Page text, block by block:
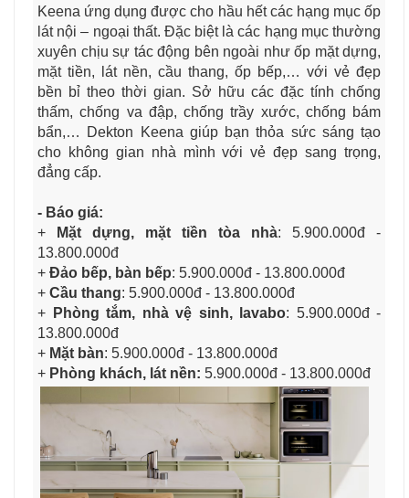
Keena ứng dụng được cho hầu hết các hạng mục ốp
lát nội – ngoại thất. Đặc biệt là các hạng mục thường
xuyên chịu sự tác động bên ngoài như ốp mặt dựng,
mặt tiền, lát nền, cầu thang, ốp bếp,… với vẻ đẹp
bền bỉ theo thời gian. Sở hữu các đặc tính chống
thấm, chống va đập, chống trầy xước, chống bám
bẩn,… Dekton Keena giúp bạn thỏa sức sáng tạo
cho không gian nhà mình với vẻ đẹp sang trọng,
đẳng cấp.
- Báo giá:
+
Mặt dựng, mặt tiền tòa nhà: 5.900.000đ -
13.800.000đ
+ Đảo bếp, bàn bếp: 5.900.000đ - 13.800.000đ
+ Cầu thang: 5.900.000đ - 13.800.000đ
+
Phòng tắm, nhà vệ sinh, lavabo: 5.900.000đ -
13.800.000đ
+ Mặt bàn: 5.900.000đ - 13.800.000đ
+ Phòng khách, lát nền: 5.900.000đ - 13.800.000đ